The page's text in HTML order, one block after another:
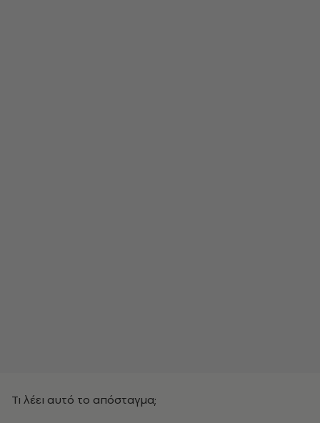
Τι λέει αυτό το απόσταγμα;